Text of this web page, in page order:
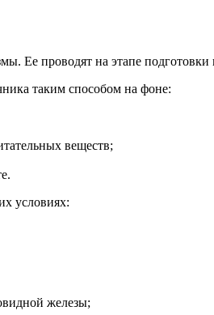
Ее проводят на этапе
таким способом на фоне:
веществ;
условиях:
железы;